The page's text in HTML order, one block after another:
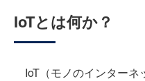
IoTとは何か？
IoT（モノのインターネ